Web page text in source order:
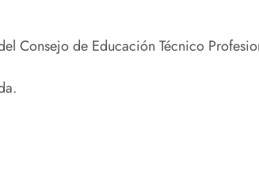
Consejo de Educación Técnico